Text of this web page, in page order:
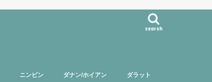
search
ニンビン ダナン/ホイアン ダラット